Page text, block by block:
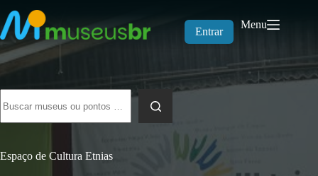
para
o
conteúdo
Entrar
Menu
resultados
Espaço de Cultura Etnias